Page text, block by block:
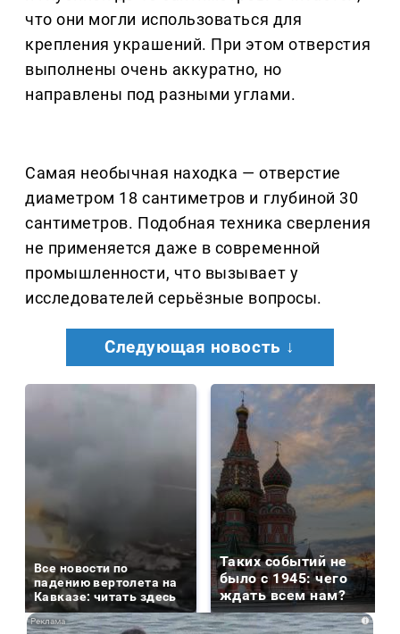
что они могли использоваться для
крепления украшений. При этом отверстия
выполнены очень аккуратно, но
направлены под разными углами.
Самая необычная находка — отверстие
диаметром 18 сантиметров и глубиной 30
сантиметров. Подобная техника сверления
не применяется даже в современной
промышленности, что вызывает у
исследователей серьёзные вопросы.
Следующая новость ↓
Все новости по
падению вертолета на
Кавказе: читать здесь
Таких событий не
было с 1945: чего
ждать всем нам?
i